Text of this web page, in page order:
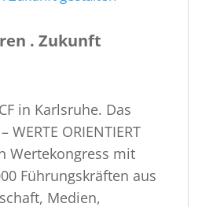
. Zukunft
in Karlsruhe. Das
WERTE ORIENTIERT
Wertekongress mit
Führungskräften aus
Medien,